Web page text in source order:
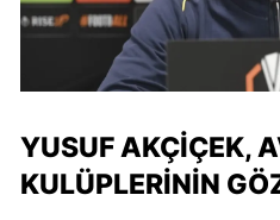
YUSUF AKÇIÇEK,
KULÜPLERININ